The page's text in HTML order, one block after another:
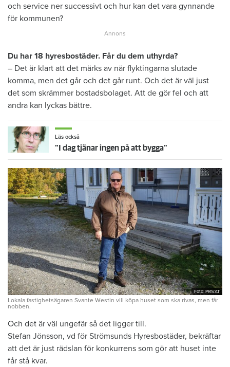
och service ner successivt och hur kan det vara gynnande
för kommunen?
Du har 18 hyresbostäder. Får du dem uthyrda?
– Det är klart att det märks av när flyktingarna slutade
komma, men det går och det går runt. Och det är väl just
det som skrämmer bostadsbolaget. Att de gör fel och att
andra kan lyckas bättre.
Läs också
"I dag tjänar ingen på att bygga"
Foto: PRIVAT
Lokala fastighetsägaren Svante Westin vill köpa huset som ska rivas, men får
nobben.
Och det är väl ungefär så det ligger till.
Stefan Jönsson, vd för Strömsunds Hyresbostäder, bekräftar
att det är just rädslan för konkurrens som gör att huset inte
får stå kvar.